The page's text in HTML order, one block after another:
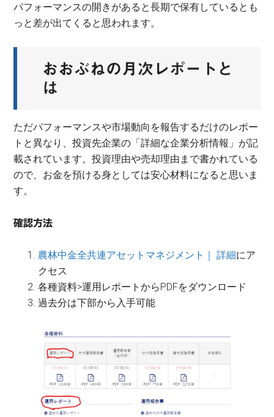
パフォーマンスの開きがあると長期で保有しているとも
っと差が出てくると思われます。
おおぶねの月次レポートと
は
ただパフォーマンスや市場動向を報告するだけのレポー
トと異なり、投資先企業の「詳細な企業分析情報」が記
載されています。投資理由や売却理由まで書かれている
ので、お金を預ける身としては安心材料になると思いま
す。
確認方法
農林中金全共連アセットマネジメント｜ 詳細にア
クセス
各種資料>運用レポートからPDFをダウンロード
過去分は下部から入手可能